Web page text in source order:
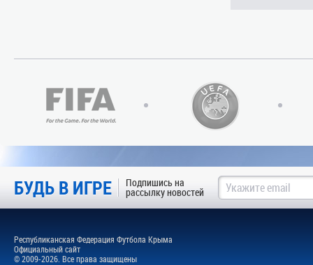
БУДЬ В ИГРЕ Подпишись на
рассылку новостей
Республиканская Федерация Футбола Крыма
Официальный сайт
© 2009-2026. Все права защищены